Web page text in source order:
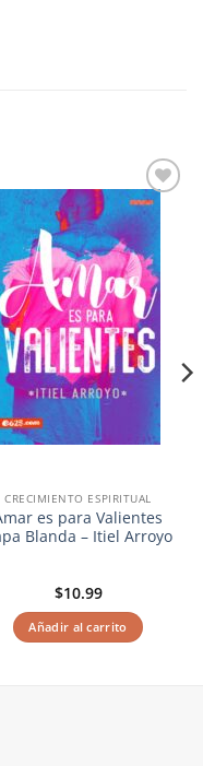
Añadir
deseos
CRECIMIENTO ESPIRITUAL
es para Valientes
Blanda – Itiel Arroyo
$10.99
Añadir al carrito